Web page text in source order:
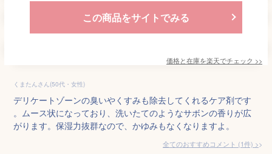
この商品をサイトでみる
価格と在庫を楽天でチェック >>
くまたんさん(50代・女性)
デリケートゾーンの臭いやくすみも除去してくれるケア剤です
。ムース状になっており、洗いたてのようなサボンの香りが広
がります。保湿力抜群なので、かゆみもなくなりますよ。
全てのおすすめコメント (1件) >